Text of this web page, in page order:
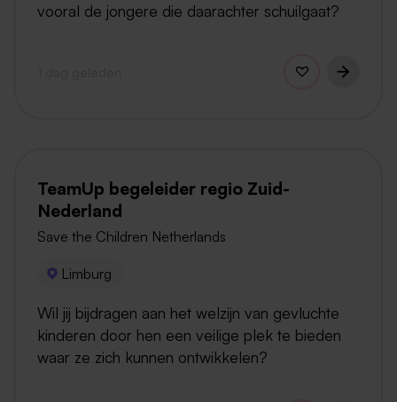
vooral de jongere die daarachter schuilgaat?
TeamUp begeleider regio Zuid-
Nederland
Save the Children Netherlands
Limburg
Wil jij bijdragen aan het welzijn van gevluchte
kinderen door hen een veilige plek te bieden
waar ze zich kunnen ontwikkelen?